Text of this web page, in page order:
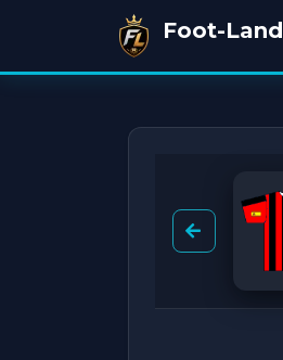
Foot-Land